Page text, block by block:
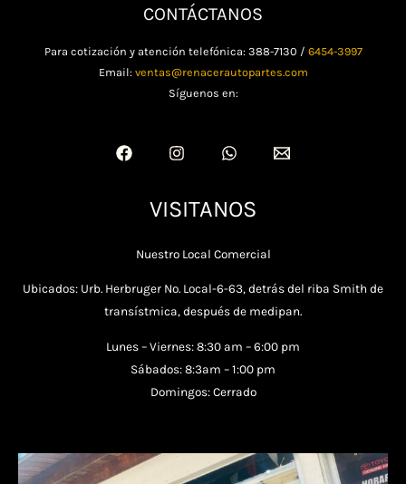
CONTÁCTANOS
Para cotización y atención telefónica: 388-7130 / 6454-3997
Email: ventas@renacerautopartes.com
Síguenos en:
VISITANOS
Nuestro Local Comercial
Ubicados: Urb. Herbruger No. Local-6-63, detrás del riba Smith de
transístmica, después de medipan.
Lunes – Viernes: 8:30 am – 6:00 pm
Sábados: 8:3am – 1:00 pm
Domingos: Cerrado